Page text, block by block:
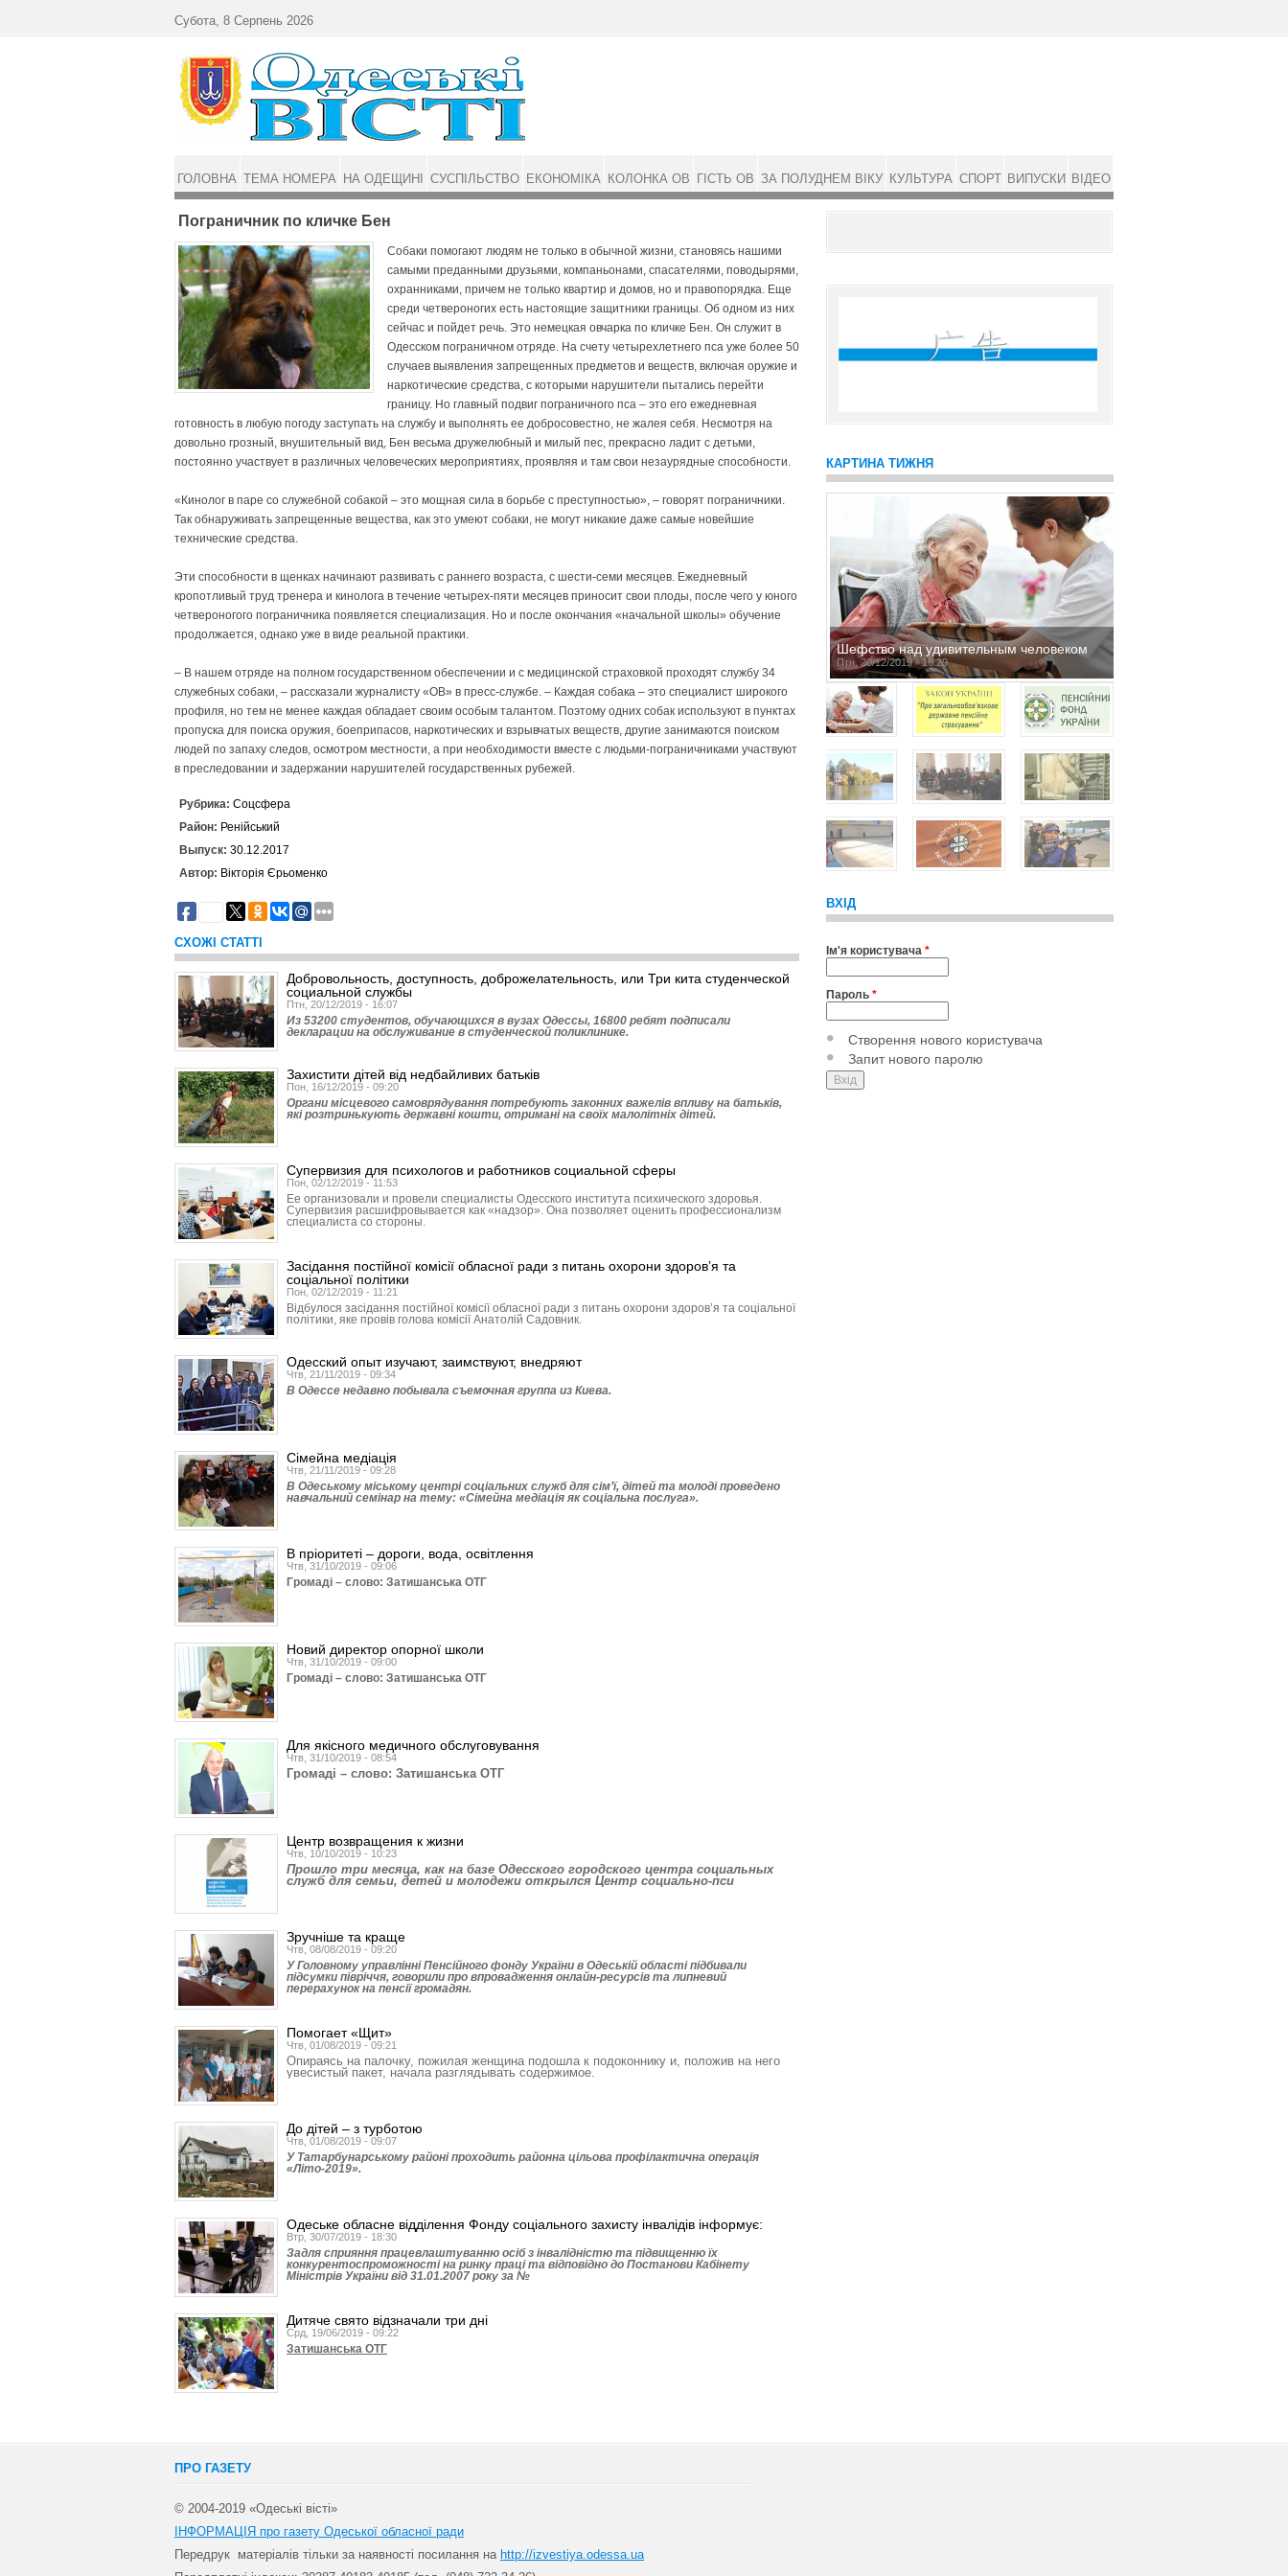
Пограничник по кличке Бен
Собаки помогают людям не только в обычной жизни, становясь нашими
самыми преданными друзьями, компаньонами, спасателями, поводырями,
охранниками, причем не только квартир и домов, но и правопорядка. Еще
среди четвероногих есть настоящие защитники границы. Об одном из них
сейчас и пойдет речь. Это немецкая овчарка по кличке Бен. Он служит в
Одесском пограничном отряде. На счету четырехлетнего пса уже более 50
случаев выявления запрещенных предметов и веществ, включая оружие и
наркотические средства, с которыми нарушители пытались перейти
границу. Но главный подвиг пограничного пса – это его ежедневная
готовность в любую погоду заступать на службу и выполнять ее добросовестно, не жалея себя. Несмотря на
довольно грозный, внушительный вид, Бен весьма дружелюбный и милый пес, прекрасно ладит с детьми,
постоянно участвует в различных человеческих мероприятиях, проявляя и там свои незаурядные способности.
«Кинолог в паре со служебной собакой – это мощная сила в борьбе с преступностью», – говорят пограничники.
Так обнаруживать запрещенные вещества, как это умеют собаки, не могут никакие даже самые новейшие
технические средства.
Эти способности в щенках начинают развивать с раннего возраста, с шести-семи месяцев. Ежедневный
кропотливый труд тренера и кинолога в течение четырех-пяти месяцев приносит свои плоды, после чего у юного
четвероногого пограничника появляется специализация. Но и после окончания «начальной школы» обучение
продолжается, однако уже в виде реальной практики.
– В нашем отряде на полном государственном обеспечении и с медицинской страховкой проходят службу 34
служебных собаки, – рассказали журналисту «ОВ» в пресс-службе. – Каждая собака – это специалист широкого
профиля, но тем не менее каждая обладает своим особым талантом. Поэтому одних собак используют в пунктах
пропуска для поиска оружия, боеприпасов, наркотических и взрывчатых веществ, другие занимаются поиском
людей по запаху следов, осмотром местности, а при необходимости вместе с людьми-пог­раничниками участвуют
в преследовании и задержании нарушителей государственных рубежей.
Рубрика: Соцсфера
Район: Ренійський
Выпуск: 30.12.2017
Автор: Вікторія Єрьоменко
СХОЖІ СТАТТІ
Добровольность, доступность, доброжелательность, или Три кита студенческой
социальной службы
Птн, 20/12/2019 - 16:07
Из 53200 студентов, обучающихся в вузах Одессы, 16800 ребят подписали
декларации на обслуживание в студенческой поликлинике.
Захистити дітей від недбайливих батьків
Пон, 16/12/2019 - 09:20
Органи місцевого самоврядування потребують законних важелів впливу на батьків,
які розтринькують державні кошти, отримані на своїх малолітніх дітей.
Супервизия для психологов и работников социальной сферы
Пон, 02/12/2019 - 11:53
Ее организовали и провели специалисты Одесского института психического здоровья.
Супервизия расшифровывается как «надзор». Она позволяет оценить профессионализм
специалиста со стороны.
Засідання постійної комісії обласної ради з питань охорони здоров’я та
соціальної політики
Пон, 02/12/2019 - 11:21
Відбулося засідання постійної комісії обласної ради з питань охорони здоров’я та соціальної
політики, яке провів голова комісії Анатолій Садовник.
Одесский опыт изучают, заимствуют, внедряют
Чтв, 21/11/2019 - 09:34
В Одессе недавно побывала съемочная группа из Киева.
Сімейна медіація
Чтв, 21/11/2019 - 09:28
В Одеському міському центрі соціальних служб для сім’ї, дітей та молоді проведено
навчальний семінар на тему: «Сімейна медіація як соціальна послуга».
В пріоритеті – дороги, вода, освітлення
Чтв, 31/10/2019 - 09:06
Громаді – слово: Затишанська ОТГ
Новий директор опорної школи
Чтв, 31/10/2019 - 09:00
Громаді – слово: Затишанська ОТГ
Для якісного медичного обслуговування
Чтв, 31/10/2019 - 08:54
Громаді – слово: Затишанська ОТГ
Центр возвращения к жизни
Чтв, 10/10/2019 - 10:23
Прошло три месяца, как на базе Одесского городского центра социальных
служб для семьи, детей и молодежи открылся Центр социально-пси
Зручніше та краще
Чтв, 08/08/2019 - 09:20
У Головному управлінні Пенсійного фонду України в Одеській області підбивали
підсумки півріччя, говорили про впровадження онлайн-ресурсів та липневий
перерахунок на пенсії громадян.
Помогает «Щит»
Чтв, 01/08/2019 - 09:21
Опираясь на палочку, пожилая женщина подошла к подоконнику и, положив на него
увесистый пакет, начала разглядывать содержимое.
До дітей – з турботою
Чтв, 01/08/2019 - 09:07
У Татарбунарському районі проходить районна цільова профілактична операція
«Літо-2019».
Одеське обласне відділення Фонду соціального захисту інвалідів інформує:
Втр, 30/07/2019 - 18:30
Задля сприяння працевлаштуванню осіб з інвалідністю та підвищенню їх
конкурентоспроможності на ринку праці та відповідно до Постанови Кабінету
Міністрів України від 31.01.2007 року за №
Дитяче свято відзначали три дні
Срд, 19/06/2019 - 09:22
Затишанська ОТГ
КАРТИНА ТИЖНЯ
Шефство над удивительным человеком
Птн, 20/12/2019 - 16:29
ВХІД
Ім'я користувача *
Пароль *
Створення нового користувача
Запит нового паролю
Субота, 8 Серпень 2026
ГОЛОВНА ТЕМА НОМЕРА НА ОДЕЩИНІ СУСПІЛЬСТВО ЕКОНОМІКА КОЛОНКА ОВ ГІСТЬ ОВ ЗА ПОЛУДНЕМ ВІКУ КУЛЬТУРА СПОРТ ВИПУСКИ ВІДЕО
ПРО ГАЗЕТУ
© 2004-2019 «Одеські вісті»
ІНФОРМАЦІЯ про газету Одеської обласної ради
Передрук матеріалів тільки за наявності посилання на http://izvestiya.odessa.ua